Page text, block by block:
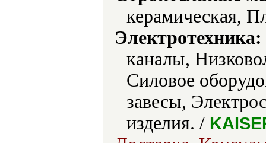
керамическая,
Электротехника:
каналы,
Силовое
завесы,
изделия. /